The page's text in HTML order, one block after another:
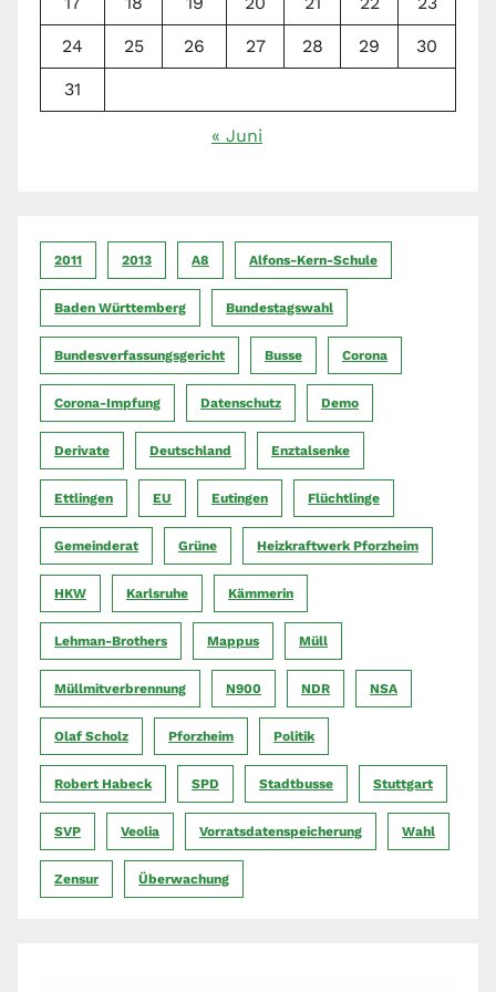
24 25 26 27 28 29 30
31
« Juni
2011 2013 A8 Alfons-Kern-Schule
Baden Württemberg Bundestagswahl
Bundesverfassungsgericht Busse Corona
Corona-Impfung Datenschutz Demo
Derivate Deutschland Enztalsenke
Ettlingen EU Eutingen Flüchtlinge
Gemeinderat Grüne Heizkraftwerk Pforzheim
HKW Karlsruhe Kämmerin
Lehman-Brothers Mappus Müll
Müllmitverbrennung N900 NDR NSA
Olaf Scholz Pforzheim Politik
Robert Habeck SPD Stadtbusse Stuttgart
SVP Veolia Vorratsdatenspeicherung Wahl
Zensur Überwachung